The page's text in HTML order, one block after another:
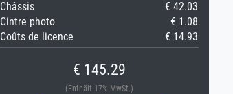
Châssis
€ 42.03
Cintre photo
€ 1.08
Coûts de licence
€ 14.93
€ 145.29
(Enthält 17% MwSt.)